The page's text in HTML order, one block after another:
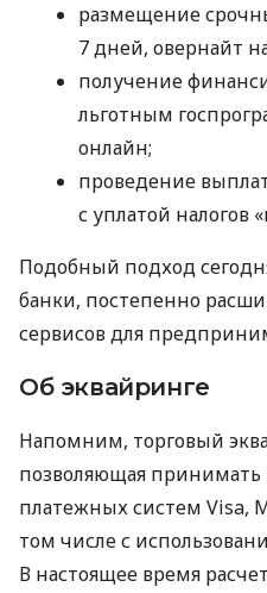
размещение
7 дней, овернайт
получение
льготным
онлайн;
проведение
с уплатой налогов
Подобный подход
банки, постепенно
сервисов для
Об эквайринге
Напомним, торговый
позволяющая принимать
платежных систем Visa,
том числе с
В настоящее время